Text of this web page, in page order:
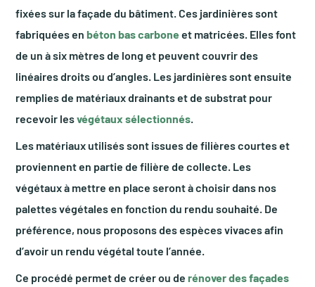
fixées sur la façade du bâtiment. Ces jardinières sont
fabriquées enbéton bas carbone et matricées. Elles font
de un à six mètres de long et peuvent couvrir des
linéaires droits ou d’angles. Les jardinières sont ensuite
remplies de matériaux drainants et de substrat pour
recevoir lesvégétaux sélectionnés.
Les matériaux utilisés sont issues de filières courtes et
proviennent en partie de filière de collecte. Les
végétaux à mettre en place seront à choisir dans nos
palettes végétales en fonction du rendu souhaité. De
préférence, nous proposons des espèces vivaces afin
d’avoir un rendu végétal toute l’année.
Ce procédé permet de créer ou derénover des façades